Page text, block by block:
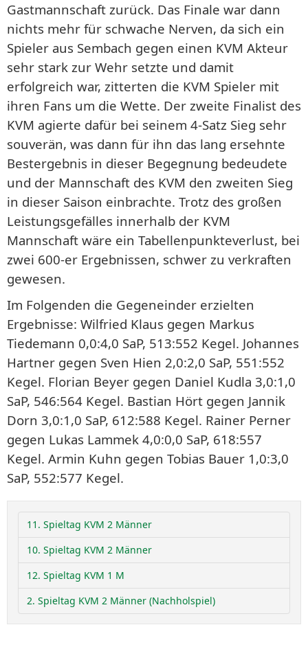
Gastmannschaft zurück. Das Finale war dann
nichts mehr für schwache Nerven, da sich ein
Spieler aus Sembach gegen einen KVM Akteur
sehr stark zur Wehr setzte und damit
erfolgreich war, zitterten die KVM Spieler mit
ihren Fans um die Wette. Der zweite Finalist des
KVM agierte dafür bei seinem 4-Satz Sieg sehr
souverän, was dann für ihn das lang ersehnte
Bestergebnis in dieser Begegnung bedeudete
und der Mannschaft des KVM den zweiten Sieg
in dieser Saison einbrachte. Trotz des großen
Leistungsgefälles innerhalb der KVM
Mannschaft wäre ein Tabellenpunkteverlust, bei
zwei 600-er Ergebnissen, schwer zu verkraften
gewesen.
Im Folgenden die Gegeneinder erzielten
Ergebnisse: Wilfried Klaus gegen Markus
Tiedemann 0,0:4,0 SaP, 513:552 Kegel. Johannes
Hartner gegen Sven Hien 2,0:2,0 SaP, 551:552
Kegel. Florian Beyer gegen Daniel Kudla 3,0:1,0
SaP, 546:564 Kegel. Bastian Hört gegen Jannik
Dorn 3,0:1,0 SaP, 612:588 Kegel. Rainer Perner
gegen Lukas Lammek 4,0:0,0 SaP, 618:557
Kegel. Armin Kuhn gegen Tobias Bauer 1,0:3,0
SaP, 552:577 Kegel.
11. Spieltag KVM 2 Männer
10. Spieltag KVM 2 Männer
12. Spieltag KVM 1 M
2. Spieltag KVM 2 Männer (Nachholspiel)